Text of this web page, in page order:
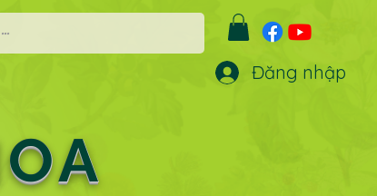
Đăng nhập